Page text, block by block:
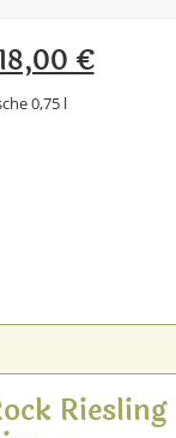
€
0,75 l
Riesling